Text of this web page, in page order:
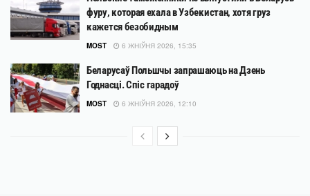
фуру, которая ехала в Узбекистан, хотя груз
кажется безобидным
MOST 6 ЖНІЎНЯ 2026, 15:35
Беларусаў Польшчы запрашаюць на Дзень
Годнасці. Спіс гарадоў
MOST 6 ЖНІЎНЯ 2026, 12:10